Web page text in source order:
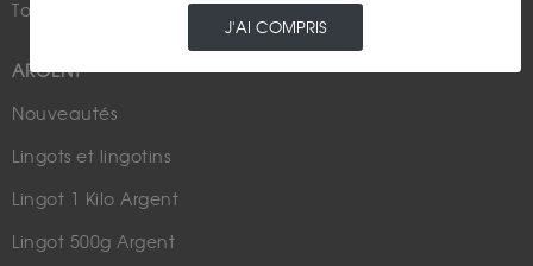
Tous nos produits en or
ARGENT
Nouveautés
Lingots et lingotins
Lingot 1 Kilo Argent
Lingot 500g Argent
Fiscalité / Succession
J'AI COMPRIS